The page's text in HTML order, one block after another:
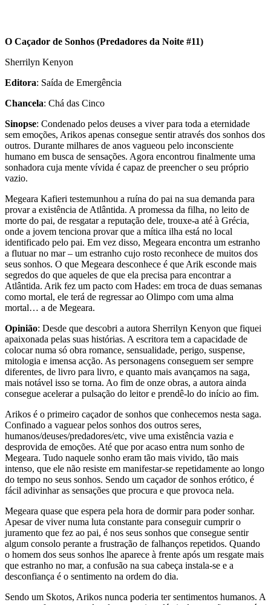
O Caçador de Sonhos (Predadores da Noite #11)
Sherrilyn Kenyon
Editora: Saída de Emergência
Chancela: Chá das Cinco
Sinopse: Condenado pelos deuses a viver para toda a eternidade
sem emoções, Arikos apenas consegue sentir através dos sonhos dos
outros. Durante milhares de anos vagueou pelo inconsciente
humano em busca de sensações. Agora encontrou finalmente uma
sonhadora cuja mente vívida é capaz de preencher o seu próprio
vazio.
Megeara Kafieri testemunhou a ruína do pai na sua demanda para
provar a existência de Atlântida. A promessa da filha, no leito de
morte do pai, de resgatar a reputação dele, trouxe-a até à Grécia,
onde a jovem tenciona provar que a mítica ilha está no local
identificado pelo pai. Em vez disso, Megeara encontra um estranho
a flutuar no mar – um estranho cujo rosto reconhece de muitos dos
seus sonhos. O que Megeara desconhece é que Arik esconde mais
segredos do que aqueles de que ela precisa para encontrar a
Atlântida. Arik fez um pacto com Hades: em troca de duas semanas
como mortal, ele terá de regressar ao Olimpo com uma alma
mortal… a de Megeara.
Opinião: Desde que descobri a autora Sherrilyn Kenyon que fiquei
apaixonada pelas suas histórias. A escritora tem a capacidade de
colocar numa só obra romance, sensualidade, perigo, suspense,
mitologia e imensa acção. As personagens conseguem ser sempre
diferentes, de livro para livro, e quanto mais avançamos na saga,
mais notável isso se torna. Ao fim de onze obras, a autora ainda
consegue acelerar a pulsação do leitor e prendê-lo do início ao fim.
Arikos é o primeiro caçador de sonhos que conhecemos nesta saga.
Confinado a vaguear pelos sonhos dos outros seres,
humanos/deuses/predadores/etc, vive uma existência vazia e
desprovida de emoções. Até que por acaso entra num sonho de
Megeara. Tudo naquele sonho eram tão mais vivido, tão mais
intenso, que ele não resiste em manifestar-se repetidamente ao longo
do tempo no seus sonhos. Sendo um caçador de sonhos erótico, é
fácil adivinhar as sensações que procura e que provoca nela.
Megeara quase que espera pela hora de dormir para poder sonhar.
Apesar de viver numa luta constante para conseguir cumprir o
juramento que fez ao pai, é nos seus sonhos que consegue sentir
algum consolo perante a frustração de falhanços repetidos. Quando
o homem dos seus sonhos lhe aparece à frente após um resgate mais
que estranho no mar, a confusão na sua cabeça instala-se e a
desconfiança é o sentimento na ordem do dia.
Sendo um Skotos, Arikos nunca poderia ter sentimentos humanos. A